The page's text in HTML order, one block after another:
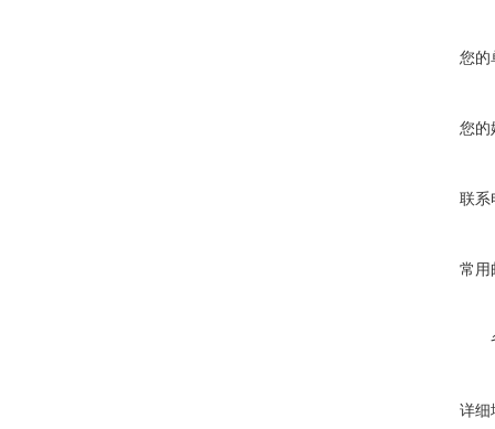
您的
您的
联系
常用
详细